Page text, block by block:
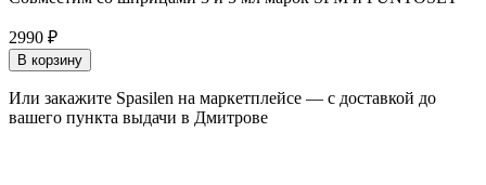
2990 ₽
В корзину
Или закажите Spasilen на маркетплейсе — с доставкой до
вашего пункта выдачи в Дмитрове